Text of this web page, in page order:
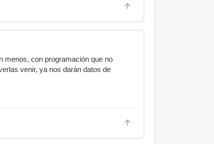
menos, con programación que no
venir, ya nos darán datos de